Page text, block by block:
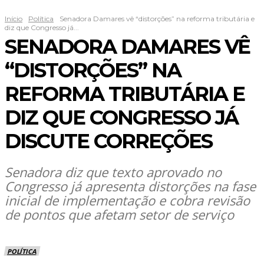
Início Política
Senadora Damares vê “distorções” na reforma tributária e
diz que Congresso já...
SENADORA DAMARES VÊ
“DISTORÇÕES” NA
REFORMA TRIBUTÁRIA E
DIZ QUE CONGRESSO JÁ
DISCUTE CORREÇÕES
Senadora diz que texto aprovado no
Congresso já apresenta distorções na fase
inicial de implementação e cobra revisão
de pontos que afetam setor de serviço
POLÍTICA